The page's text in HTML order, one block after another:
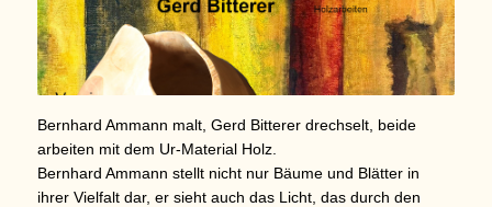
Bernhard Ammann malt, Gerd Bitterer drechselt, beide
arbeiten mit dem Ur-Material Holz.
Bernhard Ammann stellt nicht nur Bäume und Blätter in
ihrer Vielfalt dar, er sieht auch das Licht, das durch den